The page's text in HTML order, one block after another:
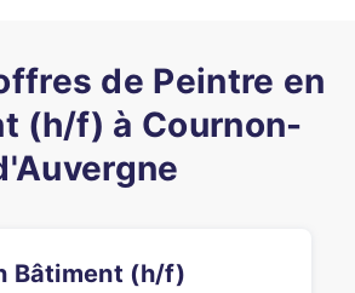
de Peintre en
(h/f) à Cournon-
Bâtiment (h/f)